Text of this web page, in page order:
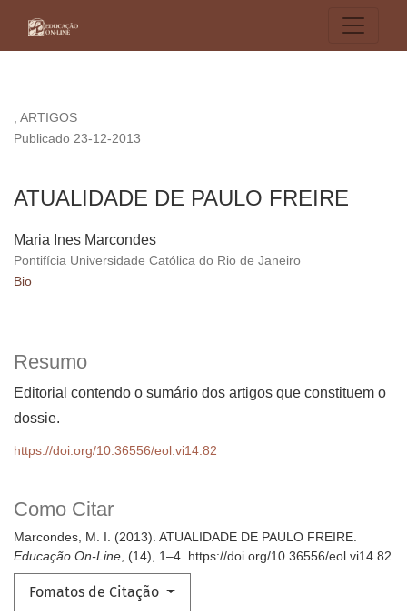
, ARTIGOS
ATUALIDADE DE PAULO FREIRE
Publicado 23-12-2013
Maria Ines Marcondes
Pontifícia Universidade Católica do Rio de Janeiro
Bio
Como Citar
Marcondes, M. I. (2013). ATUALIDADE DE PAULO FREIRE.
Educação On-Line, (14), 1–4. https://doi.org/10.36556/eol.vi14.82
Fomatos de Citação
Resumo
Editorial contendo o sumário dos artigos que constituem o
dossie.
https://doi.org/10.36556/eol.vi14.82